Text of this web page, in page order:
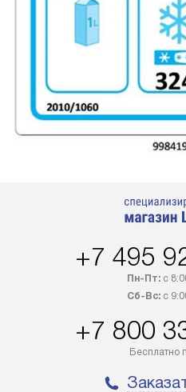
+7 495
Пн-Пт:с
Сб-Вс:с
+7 800
Бесплатно